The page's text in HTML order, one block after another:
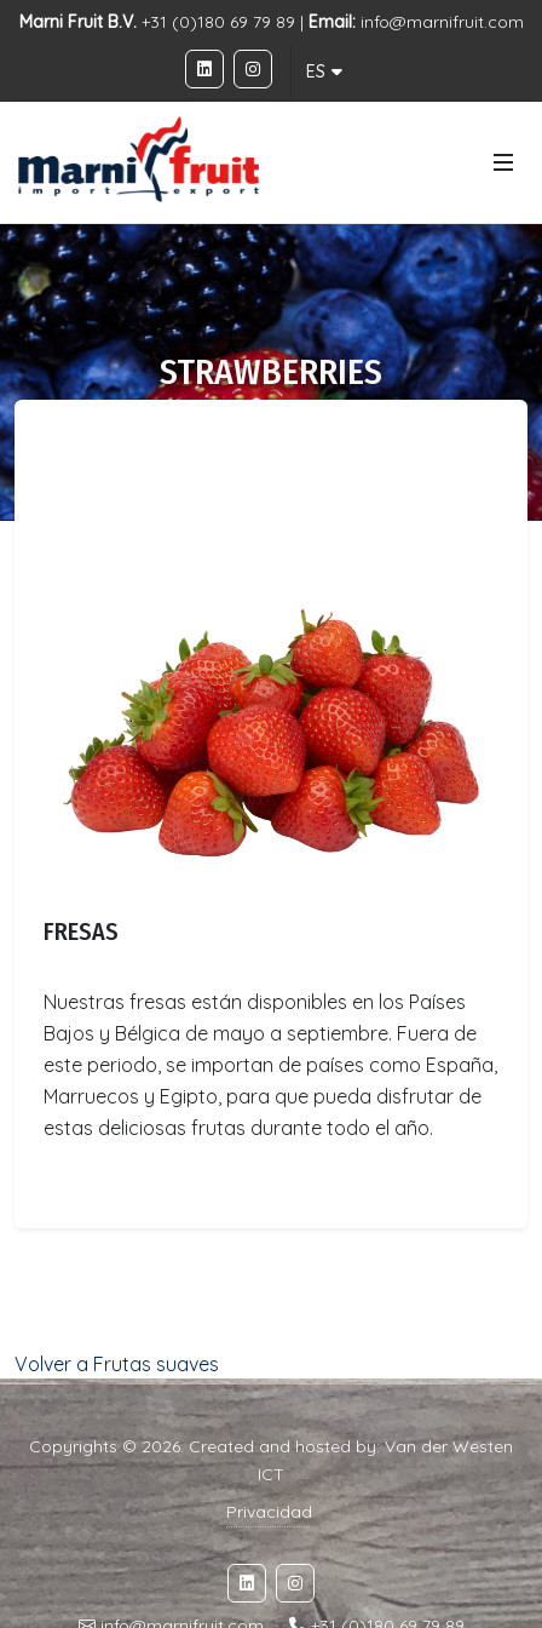
Marni Fruit B.V.+31 (0)180 69 79 89 | Email: info@marnifruit.com
ES
STRAWBERRIES
FRESAS
Nuestras fresas están disponibles en los Países
Bajos y Bélgica de mayo a septiembre. Fuera de
este periodo, se importan de países como España,
Marruecos y Egipto, para que pueda disfrutar de
estas deliciosas frutas durante todo el año.
Volver a Frutas suaves
Copyrights © 2026. Created and hosted by:Van der Westen
ICT
Privacidad